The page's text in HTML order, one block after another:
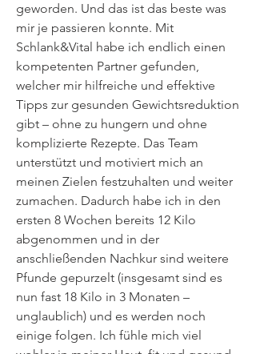
geworden. Und das ist das beste was
mir je passieren konnte. Mit
Schlank&Vital habe ich endlich einen
kompetenten Partner gefunden,
welcher mir hilfreiche und effektive
Tipps zur gesunden Gewichtsreduktion
gibt – ohne zu hungern und ohne
komplizierte Rezepte. Das Team
unterstützt und motiviert mich an
meinen Zielen festzuhalten und weiter
zumachen. Dadurch habe ich in den
ersten 8 Wochen bereits 12 Kilo
abgenommen und in der
anschließenden Nachkur sind weitere
Pfunde gepurzelt (insgesamt sind es
nun fast 18 Kilo in 3 Monaten –
unglaublich) und es werden noch
einige folgen. Ich fühle mich viel